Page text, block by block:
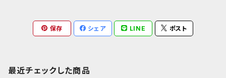
保存 シェア LINE ポスト
最近チェックした商品